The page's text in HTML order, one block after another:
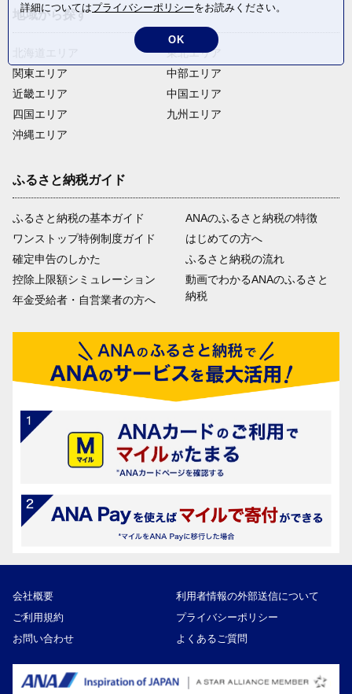
地域から探す
関東エリア
近畿エリア
四国エリア
沖縄エリア
東北エリア
中部エリア
中国エリア
九州エリア
ふるさと納税ガイド
ふるさと納税の基本ガイド
ワンストップ特例制度ガイド
確定申告のしかた
控除上限額シミュレーション
年金受給者・自営業者の方へ
ANAのふるさと納税の特徴
はじめての方へ
ふるさと納税の流れ
動画でわかるANAのふるさと
納税
会社概要
利用者情報の外部送信について
ご利用規約
プライバシーポリシー
お問い合わせ
よくあるご質問
詳細についてはプライバシーポリシーをお読みください。
OK